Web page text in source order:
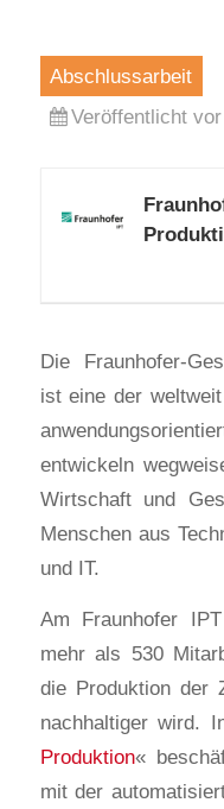
Abschlussarbeit
Veröffentlicht
Die Fraunhofer-
ist eine der
entwickeln
Wirtschaft und
Menschen aus
und IT.
Am Fraunhofer
mehr als 530
die Produktion der
nachhaltiger wird.
Produktion«
mit der